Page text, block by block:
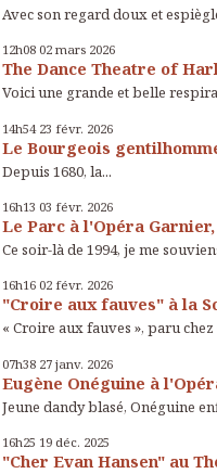
Avec son regard doux et
12h08 02 mars 2026
The Dance Theatre of
Voici une grande et belle
14h54 23 févr. 2026
Le Bourgeois
Depuis 1680, la...
16h13 03 févr. 2026
Le Parc à l'Opéra
Ce soir-là de 1994, je me
16h16 02 févr. 2026
"Croire aux fauves" à la
« Croire aux fauves », paru
07h38 27 janv. 2026
Eugène Onéguine à
Jeune dandy blasé, Onéguine
16h25 19 déc. 2025
"Cher Evan Hansen" au